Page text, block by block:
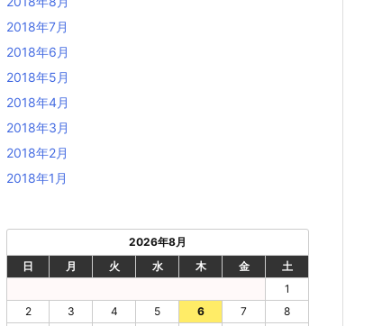
2018年7月
2018年6月
2018年5月
2018年4月
2018年3月
2018年2月
2018年1月
2026年8月
日
月 火 水 木 金 土
1
2
3 4 5 6 7
8